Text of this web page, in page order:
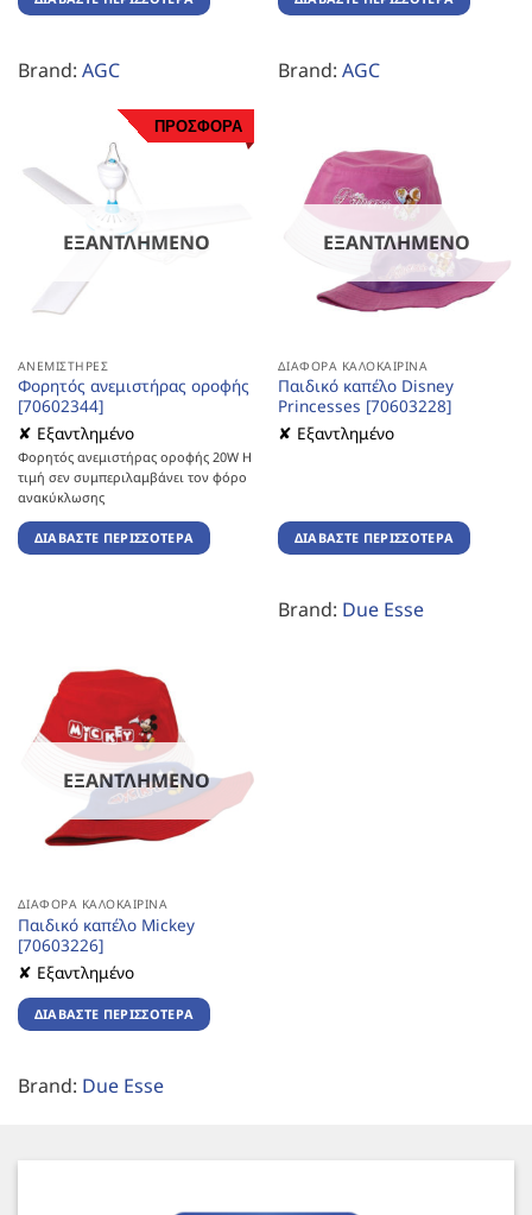
Brand: AGC Brand: AGC
ΠΡΟΣΦΟΡΑ
ΕΞΑΝΤΛΗΜΈΝΟ
ΑΝΕΜΙΣΤΉΡΕΣ
Φορητός ανεμιστήρας οροφής
[70602344]
✘ Εξαντλημένο
Φορητός ανεμιστήρας οροφής 20W Η
τιμή σεν συμπεριλαμβάνει τον φόρο
ανακύκλωσης
ΔΙΑΒΆΣΤΕ ΠΕΡΙΣΣΌΤΕΡΑ
ΕΞΑΝΤΛΗΜΈΝΟ
ΔΙΆΦΟΡΑ ΚΑΛΟΚΑΙΡΙΝΆ
Παιδικό καπέλο Disney
Princesses [70603228]
✘ Εξαντλημένο
ΔΙΑΒΆΣΤΕ ΠΕΡΙΣΣΌΤΕΡΑ
Brand: Due Esse
ΕΞΑΝΤΛΗΜΈΝΟ
ΔΙΆΦΟΡΑ ΚΑΛΟΚΑΙΡΙΝΆ
Παιδικό καπέλο Mickey
[70603226]
✘ Εξαντλημένο
ΔΙΑΒΆΣΤΕ ΠΕΡΙΣΣΌΤΕΡΑ
Brand: Due Esse